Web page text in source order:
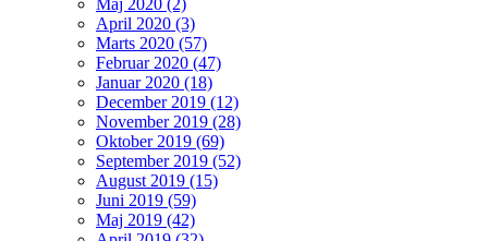
Maj 2020 (2)
April 2020 (3)
Marts 2020 (57)
Februar 2020 (47)
Januar 2020 (18)
December 2019 (12)
November 2019 (28)
Oktober 2019 (69)
September 2019 (52)
August 2019 (15)
Juni 2019 (59)
Maj 2019 (42)